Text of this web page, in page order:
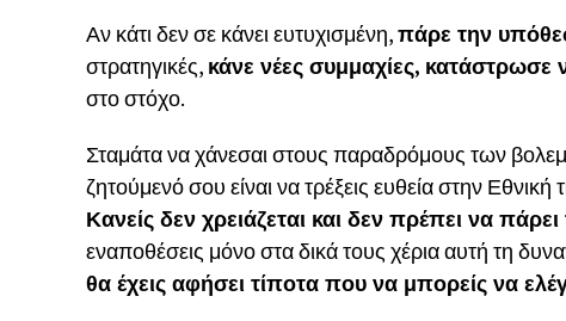
Αν κάτι δεν σε κάνει ευτυχισμένη,πάρε την
στρατηγικές, κάνε νέες συμμαχίες, κατάστρωσε
στο στόχο.
Σταμάτα να χάνεσαι στους παραδρόμους των
ζητούμενό σου είναι να τρέξεις ευθεία στην
Κανείς δεν χρειάζεται και δεν πρέπει να
εναποθέσεις μόνο στα δικά τους χέρια αυτή τη
θα έχεις αφήσει τίποτα που να μπορείς να